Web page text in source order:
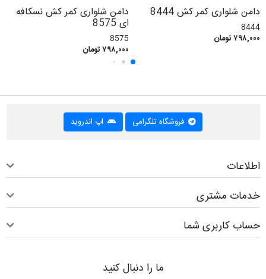
دامن شلواری کمر کش 8444
8444
۷۹۸,۰۰۰ تومان
دامن شلواری کمر کش نسکافه
ای 8575
8575
۷۹۸,۰۰۰ تومان
فروشگاه تلگرامی اپ اندروید
اطلاعات
خدمات مشتری
حساب کاربری شما
ما را دنبال کنید